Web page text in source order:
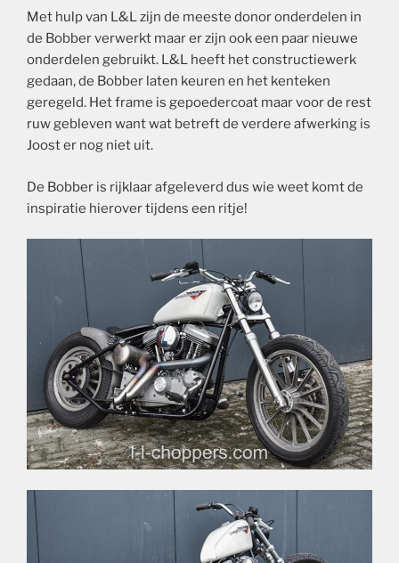
Met hulp van L&L zijn de meeste donor onderdelen in
de Bobber verwerkt maar er zijn ook een paar nieuwe
onderdelen gebruikt. L&L heeft het constructiewerk
gedaan, de Bobber laten keuren en het kenteken
geregeld. Het frame is gepoedercoat maar voor de rest
ruw gebleven want wat betreft de verdere afwerking is
Joost er nog niet uit.
De Bobber is rijklaar afgeleverd dus wie weet komt de
inspiratie hierover tijdens een ritje!